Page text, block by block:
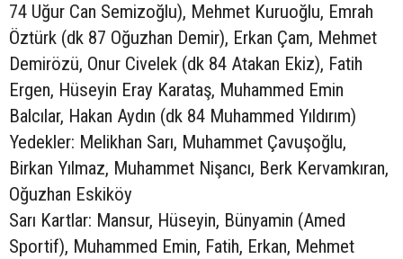
74 Uğur Can Semizoğlu), Mehmet Kuruoğlu, Emrah
Öztürk (dk 87 Oğuzhan Demir), Erkan Çam, Mehmet
Demirözü, Onur Civelek (dk 84 Atakan Ekiz), Fatih
Ergen, Hüseyin Eray Karataş, Muhammed Emin
Balcılar, Hakan Aydın (dk 84 Muhammed Yıldırım)
Yedekler: Melikhan Sarı, Muhammet Çavuşoğlu,
Birkan Yılmaz, Muhammet Nişancı, Berk Kervamkıran,
Oğuzhan Eskiköy
Sarı Kartlar: Mansur, Hüseyin, Bünyamin (Amed
Sportif), Muhammed Emin, Fatih, Erkan, Mehmet